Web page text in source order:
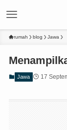
rumah blog Jawa
Jawa 17